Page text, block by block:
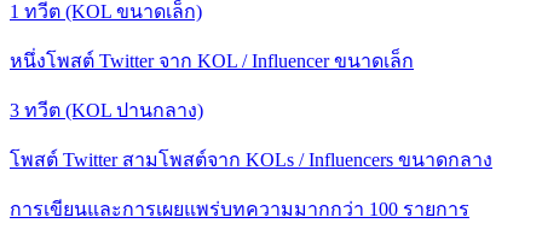
1 ทวีต (KOL ขนาดเล็ก)
หนึ่งโพสต์ Twitter จาก KOL / Influencer ขนาดเล็ก
3 ทวีต (KOL ปานกลาง)
โพสต์ Twitter สามโพสต์จาก KOLs / Influencers ขนาดกลาง
การเขียนและการเผยแพร่บทความมากกว่า 100 รายการ